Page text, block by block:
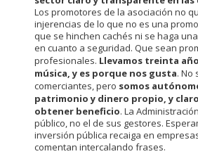
Los promotores de la asociación no
injerencias de lo que no es una
que se hinchen cachés ni se haga
en cuanto a seguridad. Que sean
profesionales. Llevamos treinta
música, y es porque nos gusta. No
comerciantes, pero somos
patrimonio y dinero propio, y
obtener beneficio. La
público, no el de sus gestores.
inversión pública recaiga en
comentan intercalando frases.